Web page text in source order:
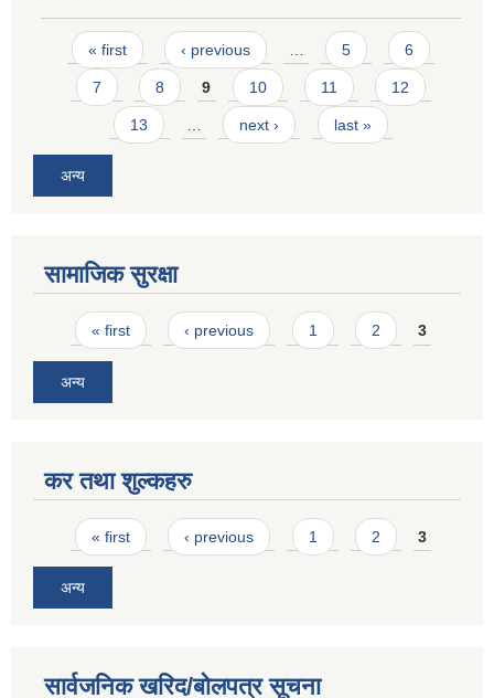
Pages
« first ‹ previous 5 6
7 8 9 10 11 12
13 next › last »
अन्य
सामाजिक सुरक्षा
Pages
« first ‹ previous 1 2 3
अन्य
कर तथा शुल्कहरु
Pages
« first ‹ previous 1 2 3
अन्य
सार्वजनिक खरिद/बोलपत्र सूचना